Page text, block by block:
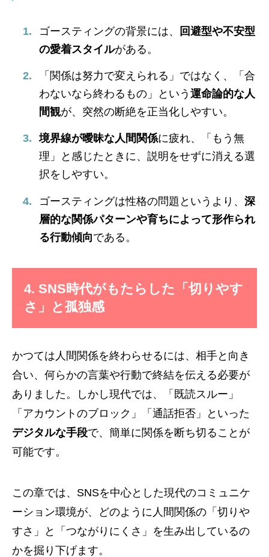
ゴースティングの背景には、
回避型や不安型
の愛着スタイルがある。
「関係は努力で変えられる」ではなく、「合
わないなら終わるもの」という 運命論的な人
間観が、突然の断絶を正当化しやすい。
境界線が曖昧な人間関係に疲れ、「もう無
理」と感じたときに、説明をせずに消える選
択をしやすい。
ゴースティングは性格の問題というより、 深
層的な関係パターンや育ちによって形作られ
る行動傾向である。
4. SNS時代がもたらした「切りやす
さ」と孤独感
かつては人間関係を終わらせるには、相手と向き
合い、何らかの言葉や行動で終結を伝える必要が
ありました。しかし現代では、「既読スルー」
「アカウントのブロック」「通話拒否」といった
デジタルな手段で、簡単に関係を断ち切ることが
可能です。
この章では、SNSを中心とした現代のコミュニケ
ーション環境が、どのように人間関係の「切りや
すさ」と「つながりにくさ」を生み出しているの
かを掘り下げます。